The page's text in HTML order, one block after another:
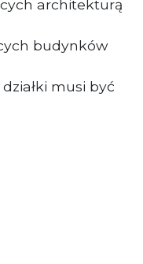
architekturą
budynków
musi być